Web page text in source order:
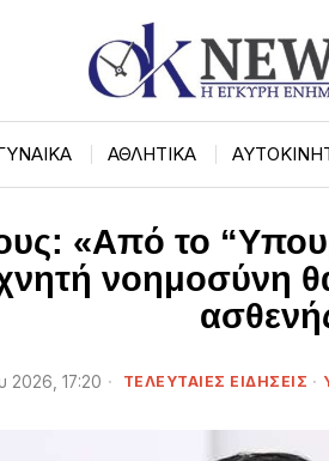
ΑΘΛΗΤΙΚΑ
«Από το
νοημοσύνη
2026, 17:20 ΤΕΛΕΥΤΑΙΕΣ ΕΙΔΗΣΕΙΣ ·